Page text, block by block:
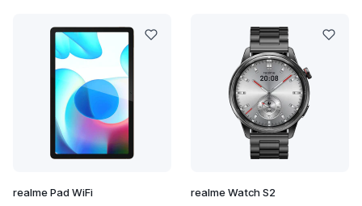
realme Pad WiFi realme Watch S2